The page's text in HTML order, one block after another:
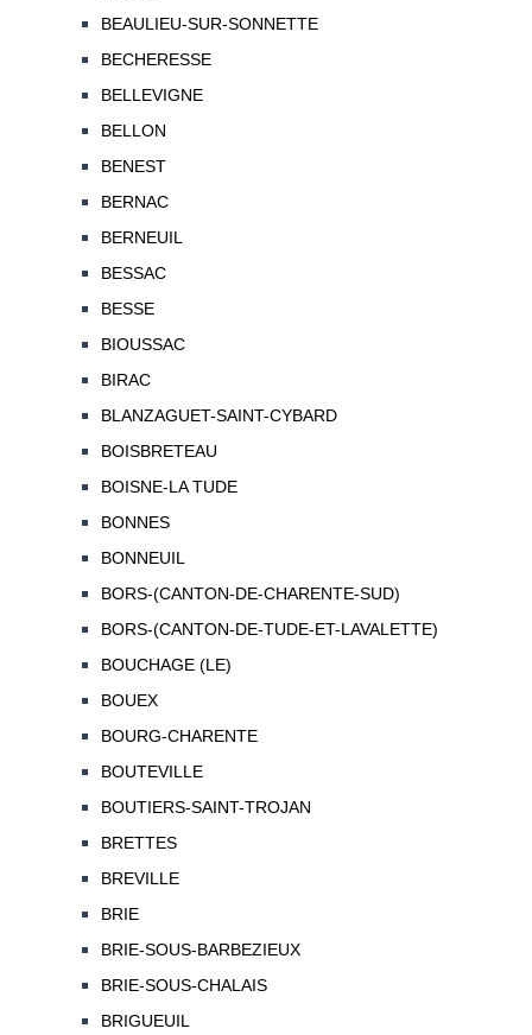
BEAULIEU-SUR-SONNETTE
BECHERESSE
BELLEVIGNE
BELLON
BENEST
BERNAC
BERNEUIL
BESSAC
BESSE
BIOUSSAC
BIRAC
BLANZAGUET-SAINT-CYBARD
BOISBRETEAU
BOISNE-LA TUDE
BONNES
BONNEUIL
BORS-(CANTON-DE-CHARENTE-SUD)
BORS-(CANTON-DE-TUDE-ET-LAVALETTE)
BOUCHAGE (LE)
BOUEX
BOURG-CHARENTE
BOUTEVILLE
BOUTIERS-SAINT-TROJAN
BRETTES
BREVILLE
BRIE
BRIE-SOUS-BARBEZIEUX
BRIE-SOUS-CHALAIS
BRIGUEUIL